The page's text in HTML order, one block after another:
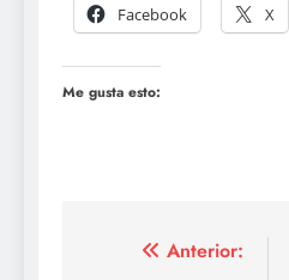
Facebook
X
Me gusta esto:
Navegación
Anterior: